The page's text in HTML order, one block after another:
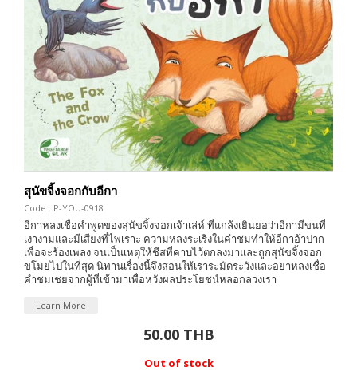
สุนัขจิ้งจอกกับอีกา
Code : P-YOU-0918
อีกาหลงเชื่อคำพูดของสุนัขจิ้งจอกเจ้าเล่ห์ ที่แกล้งเยินยอว่าอีกามีขนที่
เงางามและมีเสียงที่ไพเราะ ความหลงระเริงในคำชมทำให้อีกาอ้าปาก
เพื่อจะร้องเพลง จนเป็นเหตุให้ชีสที่คาบไว้ตกลงมาและถูกสุนัขจิ้งจอก
ขโมยไปในที่สุด นิทานเรื่องนี้จึงสอนให้เราระมัดระวังและอย่าหลงเชื่อ
คำชมเชยจากผู้ที่เข้ามาเพื่อหวังผลประโยชน์หลอกลวงเรา
Learn More
50.00 THB
Out of stock